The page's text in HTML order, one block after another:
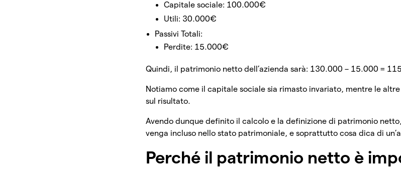
Capitale sociale: 100.000€
Utili: 30.000€
Passivi Totali:
Perdite: 15.000€
Quindi, il patrimonio netto dell’azienda sarà: 130.000 – 15.000 =
Notiamo come il capitale sociale sia rimasto invariato, mentre le
sul risultato.
Avendo dunque definito il calcolo e la definizione di patrimonio
venga incluso nello stato patrimoniale, e soprattutto cosa dica di
Perché il patrimonio netto è